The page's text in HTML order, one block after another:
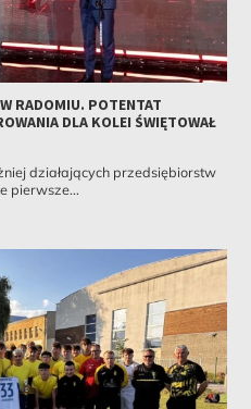
RADOMIU. POTENTAT
DLA KOLEI ŚWIĘTOWAŁ
działających przedsiębiorstw
pierwsze...